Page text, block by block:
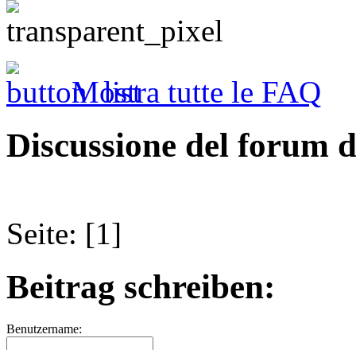
Mostra tutte le FAQ
Discussione del forum
Seite: [1]
Beitrag schreiben:
Benutzername: